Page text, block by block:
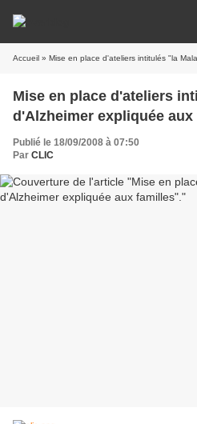
Accueil » Mise en place d'ateliers intitulés "la
Mise en place d'ateliers
d'Alzheimer expliquée
Publié le 18/09/2008 à 07:50
Par CLIC